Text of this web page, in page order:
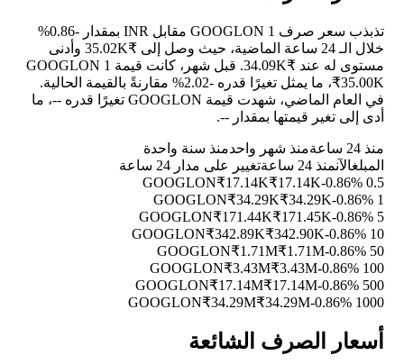
تذبذب سعر صرف 1 GOOGLON مقابل INR بمقدار
-0.86%
خلال الـ 24 ساعة الماضية، حيث وصل إلى ₹35.02K وأدنى
مستوى له عند ₹34.09K. قبل شهر، كانت قيمة 1 GOOGLON
₹35.00K، ما يمثل تغيرًا قدره
-2.02%
مقارنةً بالقيمة الحالية.
في العام الماضي، شهدت قيمة GOOGLON تغيرًا قدره
--، ما
أدى إلى تغير قيمتها بمقدار --
.
منذ 24 ساعة منذ شهر واحدمنذ سنة واحدة
المبلغالآنمنذ 24 ساعة
تغيير على مدار 24 ساعة
0.5 GOOGLON
₹17.14K₹17.14K-0.86%
1 GOOGLON
₹34.29K₹34.29K-0.86%
5 GOOGLON
₹171.44K₹171.45K-0.86%
10 GOOGLON
₹342.89K₹342.90K-0.86%
50 GOOGLON
₹1.71M₹1.71M-0.86%
100 GOOGLON
₹3.43M₹3.43M-0.86%
500 GOOGLON
₹17.14M₹17.14M-0.86%
1000 GOOGLON
₹34.29M₹34.29M-0.86%
أسعار الصرف الشائعة